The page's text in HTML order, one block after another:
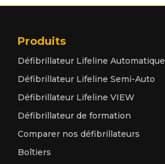
Produits
Défibrillateur Lifeline Automatique
Défibrillateur Lifeline Semi-Auto
Défibrillateur Lifeline VIEW
Défibrillateur de formation
Comparer nos défibrillateurs
Boîtiers